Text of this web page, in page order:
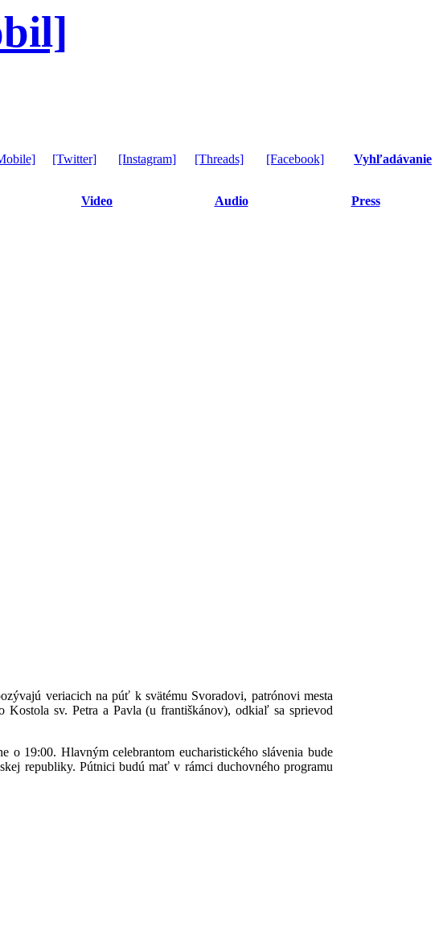
[Twitter] [Instagram] [Threads] [Facebook] Vyhľadávanie
Video Audio Press
veriacich na púť k svätému Svoradovi, patrónovi mesta
sv. Petra a Pavla (u františkánov), odkiaľ sa sprievod
o 19:00. Hlavným celebrantom eucharistického slávenia bude
republiky. Pútnici budú mať v rámci duchovného programu